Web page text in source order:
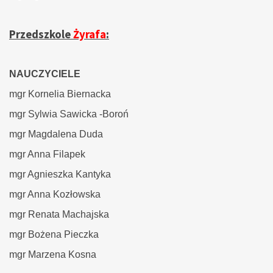
PrzedszkoleŻyrafa:
NAUCZYCIELE
mgr Kornelia Biernacka
mgr Sylwia Sawicka -Boroń
mgr Magdalena Duda
mgr Anna Filapek
mgr Agnieszka Kantyka
mgr Anna Kozłowska
mgr Renata Machajska
mgr Bożena Pieczka
mgr Marzena Kosna